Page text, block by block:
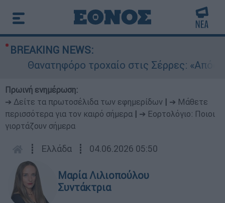
BREAKING NEWS:
Θανατηφόρο τροχαίο στις Σέρρες:
Πρωινή ενημέρωση:
➔ Δείτε τα πρωτοσέλιδα των εφημερίδων
➔ Μάθετε
περισσότερα για τον καιρό σήμερα
➔ Εορτολόγιο: Ποιοι
γιορτάζουν σήμερα
┋ Ελλάδα ┋ 04.06.2026 05:50
Μαρία Λιλιοπούλου
Συντάκτρια